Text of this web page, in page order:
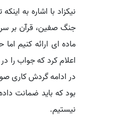
نیکزاد با اشاره به
ماده ای ارائه کنیم
بود که باید ضمانت
نیستیم.